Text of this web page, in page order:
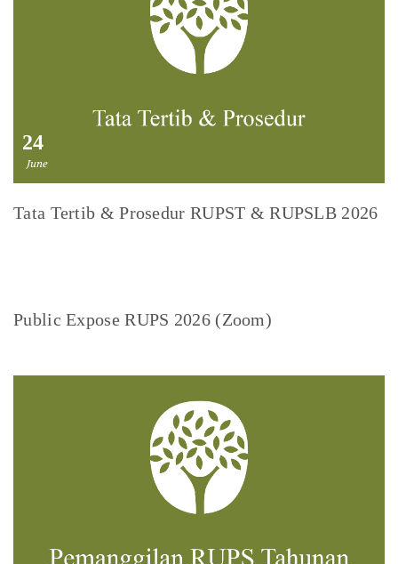
24
June
Tata Tertib & Prosedur RUPST & RUPSLB 2026
Public Expose RUPS 2026 (Zoom)